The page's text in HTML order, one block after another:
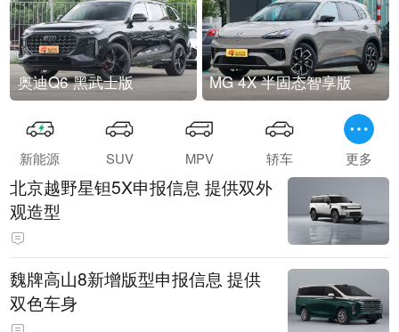
奥迪Q6 黑武士版 MG 4X 半固态智享版
新能源 SUV MPV 轿车 更多
北京越野星钽5X申报信息 提供双外
观造型
魏牌高山8新增版型申报信息 提供
双色车身